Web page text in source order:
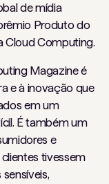
de mídia
Produto do
Cloud Computing.
Magazine é
e à inovação que
em um
É também um
e
tivessem